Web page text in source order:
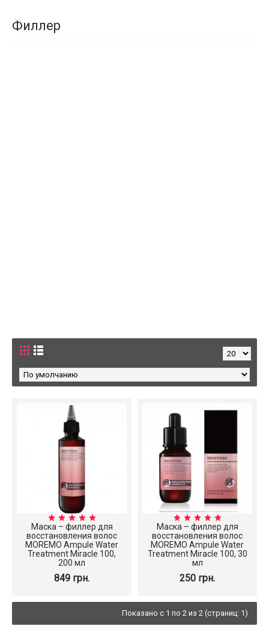
Филлер
Маска – филлер для
восстановления волос
MOREMO Ampule Water
Treatment Miracle 100,
200 мл
849 грн.
Маска – филлер для
восстановления волос
MOREMO Ampule Water
Treatment Miracle 100, 30
мл
250 грн.
Показано с 1 по 2 из 2 (страниц: 1)